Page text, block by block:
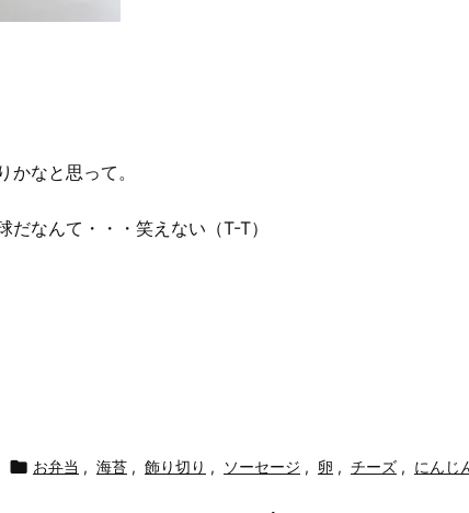
なと思って。
なんて・・・笑えない（T-T）
 お弁当 , 海苔 , 飾り切り , ソーセージ , 卵 , チーズ , にんじ